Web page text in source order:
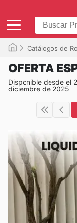
Catálogos de
OFERTA
Disponible desde el
diciembre de 2025